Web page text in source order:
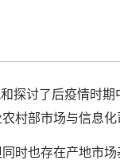
探讨了后疫情时
村部市场与信息化
时也存在产地市